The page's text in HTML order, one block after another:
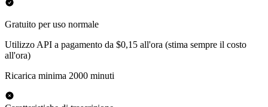
Gratuito per uso normale
Utilizzo API a pagamento da $0,15 all'ora (stima sempre il costo
all'ora)
Ricarica minima 2000 minuti